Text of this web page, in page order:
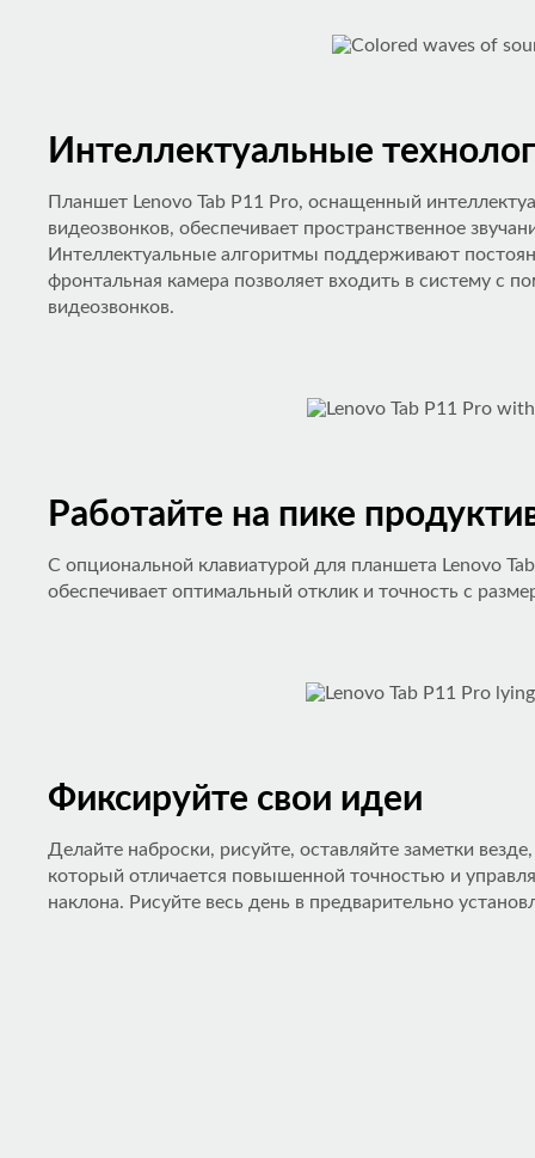
Интеллектуальные
Планшет Lenovo Tab P11 Pro, оснащенный
видеозвонков, обеспечивает пространственное
Интеллектуальные алгоритмы поддерживают
фронтальная камера позволяет входить в систему с
видеозвонков.
Работайте на пике
С опциональной клавиатурой для планшета Lenovo
обеспечивает оптимальный отклик и точность с
Фиксируйте свои идеи
Делайте наброски, рисуйте, оставляйте заметки
который отличается повышенной точностью и
наклона. Рисуйте весь день в предварительно